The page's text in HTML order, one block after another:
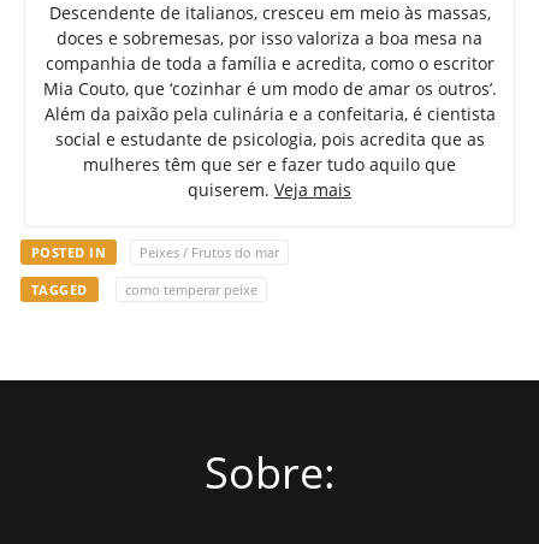
Descendente de italianos, cresceu em meio às massas,
doces e sobremesas, por isso valoriza a boa mesa na
companhia de toda a família e acredita, como o escritor
Mia Couto, que ‘cozinhar é um modo de amar os outros’.
Além da paixão pela culinária e a confeitaria, é cientista
social e estudante de psicologia, pois acredita que as
mulheres têm que ser e fazer tudo aquilo que
quiserem. Veja mais
POSTED IN Peixes / Frutos do mar
TAGGED como temperar peixe
Sobre: